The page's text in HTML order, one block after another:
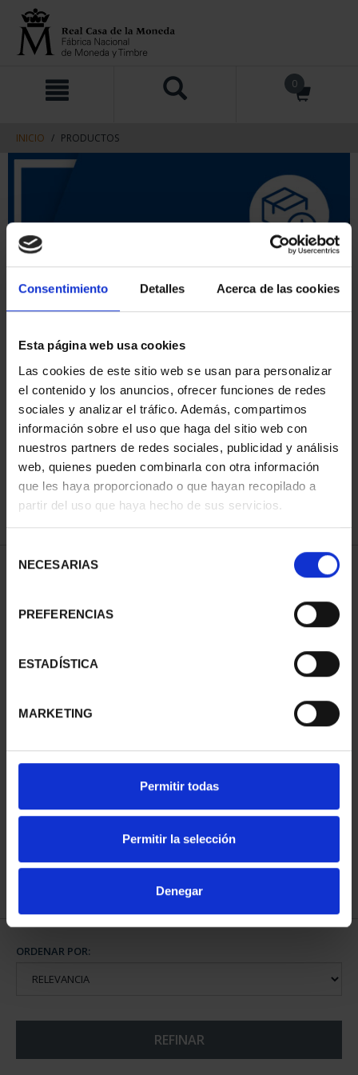
Consentimiento Detalles Acerca de las cookies
Esta página web usa cookies
Las cookies de este sitio web se usan para personalizar
el contenido y los anuncios, ofrecer funciones de redes
sociales y analizar el tráfico. Además, compartimos
información sobre el uso que haga del sitio web con
nuestros partners de redes sociales, publicidad y análisis
web, quienes pueden combinarla con otra información
que les haya proporcionado o que hayan recopilado a
partir del uso que haya hecho de sus servicios.
NECESARIAS
PREFERENCIAS
ESTADÍSTICA
MARKETING
Permitir todas
Permitir la selección
Denegar
contenido
navegacin
0
INICIO PRODUCTOS
ORDENAR POR:
REFINAR
1 Productos encontrados
CIUDADES PATRIMONIO
73,00 €
ORDENAR POR:
REFINAR